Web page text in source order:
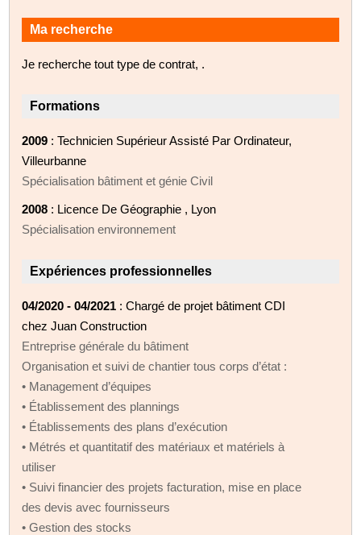
Ma recherche
Je recherche tout type de contrat, .
Formations
2009 : Technicien Supérieur Assisté Par Ordinateur,
Villeurbanne
Spécialisation bâtiment et génie Civil
2008 : Licence De Géographie , Lyon
Spécialisation environnement
Expériences professionnelles
04/2020 - 04/2021 : Chargé de projet bâtiment CDI
chez Juan Construction
Entreprise générale du bâtiment
Organisation et suivi de chantier tous corps d’état :
• Management d’équipes
• Établissement des plannings
• Établissements des plans d’exécution
• Métrés et quantitatif des matériaux et matériels à
utiliser
• Suivi financier des projets facturation, mise en place
des devis avec fournisseurs
• Gestion des stocks